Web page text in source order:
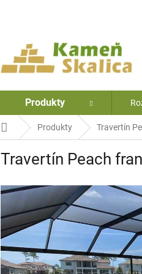
Produkty
DomovProdukty Travertín
Travertín Peach